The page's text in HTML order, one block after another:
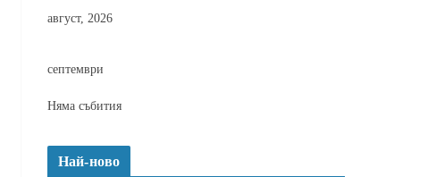
август, 2026
септември
Няма събития
Най-ново